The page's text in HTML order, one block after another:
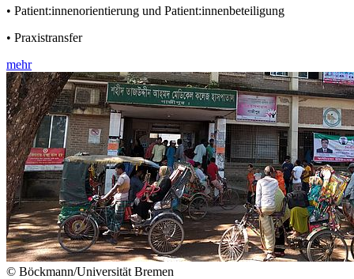
• Patient:innenorientierung und Patient:innenbeteiligung
• Praxistransfer
mehr
© Böckmann/Universität Bremen